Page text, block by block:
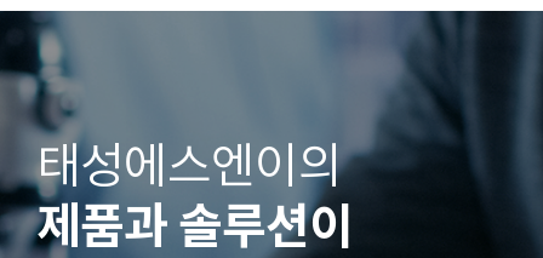
태성에스엔이의
제품과 솔루션이